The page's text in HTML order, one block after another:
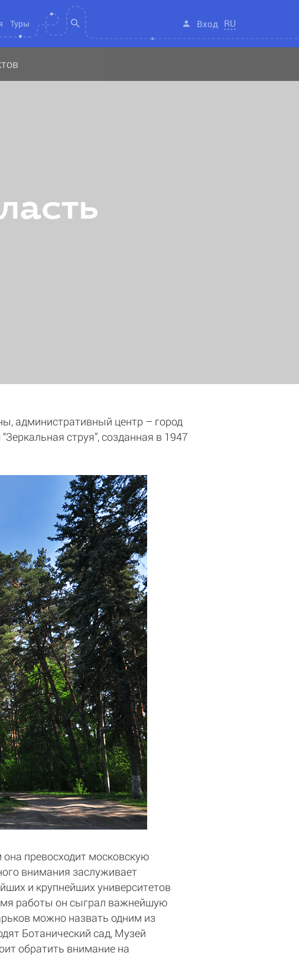
Туры Вход RU
административный центр – город
струя”, созданная в 1947
превосходит московскую
внимания заслуживает
и крупнейших университетов
работы он сыграл важнейшую
можно назвать одним из
Ботанический сад, Музей
обратить внимание на